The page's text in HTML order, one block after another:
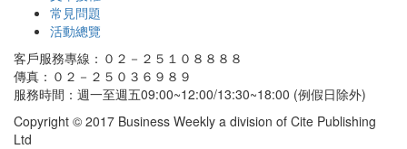
常見問題
活動總覽
客戶服務專線：０２－２５１０８８８８
傳真：０２－２５０３６９８９
服務時間：週一至週五09:00~12:00/13:30~18:00 (例假日除外)
Copyright © 2017 Business Weekly a division of Cite Publishing
Ltd